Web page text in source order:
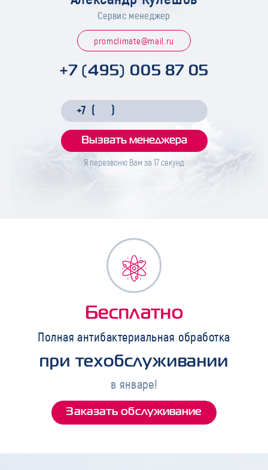
Сервис менеджер
promclimate@mail.ru
+7 (495) 005 87 05
Я перезвоню Вам за 17секунд
Бесплатно
Полная антибактериальная обработка
при техобслуживании
в январе!
Заказать обслуживание